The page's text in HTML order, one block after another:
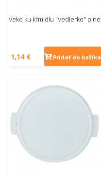
Veko ku kŕmidlu "Vedierko" plné
1,14 € Pridať do košíka